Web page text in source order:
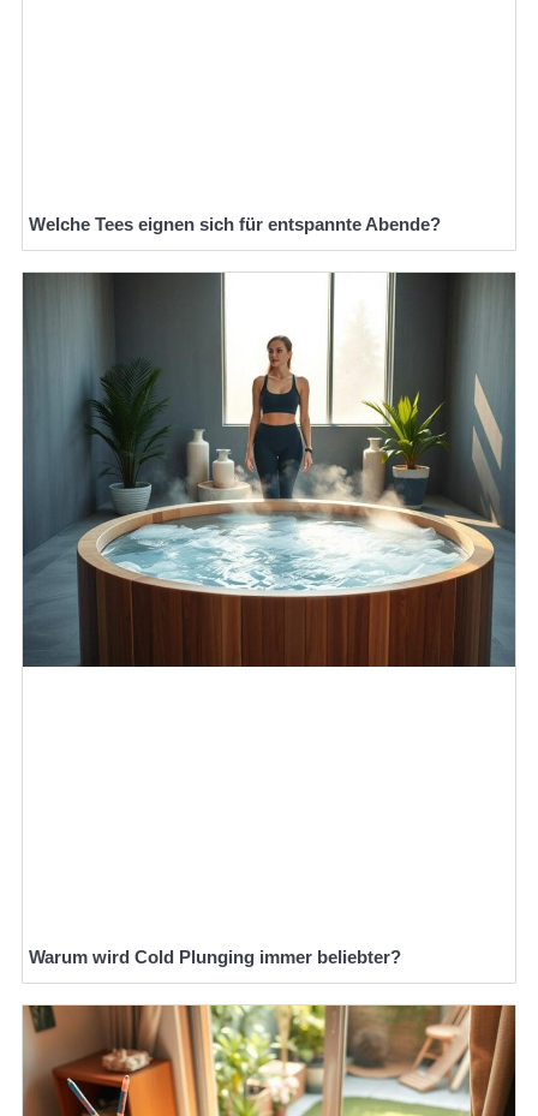
Welche Tees eignen sich für entspannte Abende?
Warum wird Cold Plunging immer beliebter?